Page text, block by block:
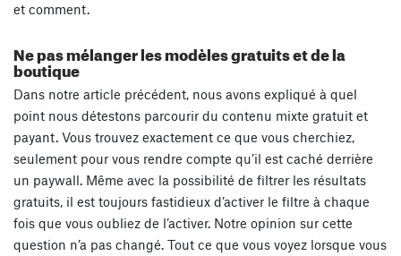
et comment.
Ne pas mélanger les modèles gratuits et de la
boutique
Dans notre article précédent, nous avons expliqué à quel
point nous détestons parcourir du contenu mixte gratuit et
payant. Vous trouvez exactement ce que vous cherchiez,
seulement pour vous rendre compte qu’il est caché derrière
un paywall. Même avec la possibilité de filtrer les résultats
gratuits, il est toujours fastidieux d’activer le filtre à chaque
fois que vous oubliez de l’activer. Notre opinion sur cette
question n’a pas changé. Tout ce que vous voyez lorsque vous